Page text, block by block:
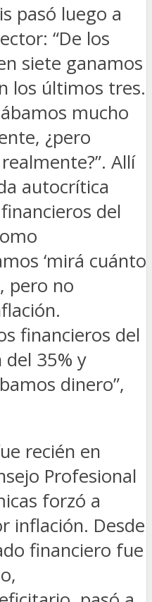
pasó luego a
“De los
siete ganamos
los últimos tres.
mucho
¿pero
Allí
autocrítica
del
‘mirá cuánto
pero no
financieros del
del 35% y
dinero”,
recién en
Profesional
forzó a
inflación. Desde
financiero fue